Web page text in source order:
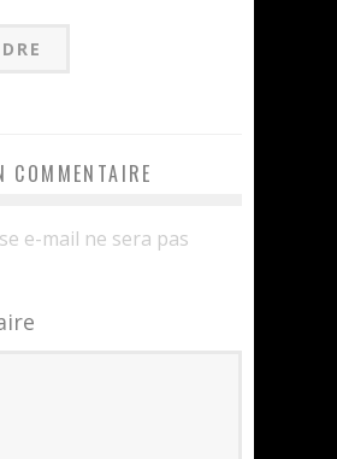
COMMENTAIRE
e-mail ne sera pas